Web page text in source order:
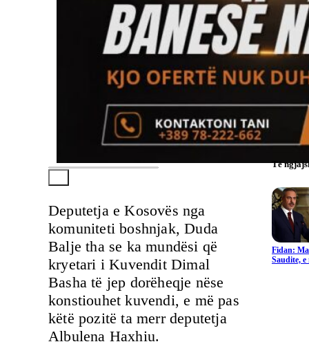
Deputetja e Kosovës nga
komuniteti boshnjak, Duda
Balje tha se ka mundësi që
kryetari i Kuvendit Dimal
Basha të jep dorëheqje nëse
konstiouhet kuvendi, e më pas
këtë pozitë ta merr deputetja
Albulena Haxhiu.
Të
Fidan:
Saudite,